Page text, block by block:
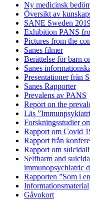
Ny medicinsk
Översikt av
SANE Sweden
Exhibition PANS
Pictures from the
Sanes filmer
Berättelse för barn
Sanes
Presentationer från
Sanes Rapporter
Prevalens av PANS
Report on the
Läs
Forskningsstudier
Rapport om Covid
Rapport från
Rapport om
Selfharm and
immunopsychiatric
Rapporten ”Som i
Informationsmaterial
Gåvokort